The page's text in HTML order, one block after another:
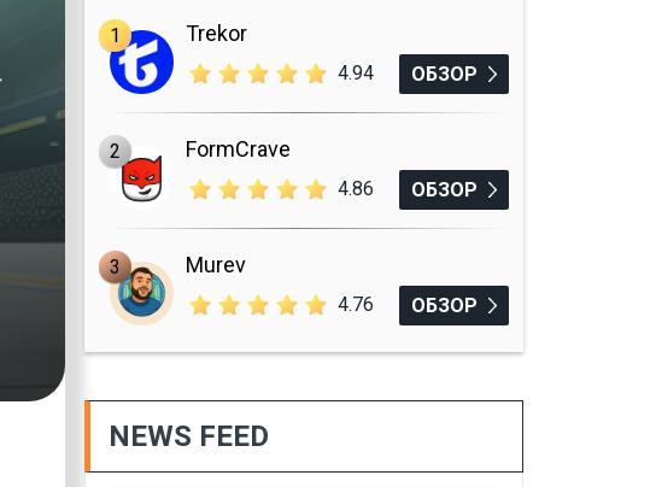
1 Trekor
4.94 ОБЗОР
2 FormCrave
4.86 ОБЗОР
3 Murev
4.76 ОБЗОР
NEWS FEED